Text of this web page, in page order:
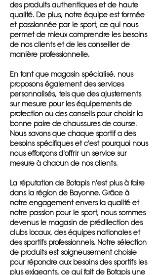
des produits authentiques et de haute
qualité. De plus, notre équipe est formée
et passionnée par le sport, ce qui nous
permet de mieux comprendre les besoins
de nos clients et de les conseiller de
manière professionnelle.
En tant que magasin spécialisé, nous
proposons également des services
personnalisés, tels que des ajustements
sur mesure pour les équipements de
protection ou des conseils pour choisir la
bonne paire de chaussures de course.
Nous savons que chaque sportif a des
besoins spécifiques et c'est pourquoi nous
nous efforçons d'offrir un service sur
mesure à chacun de nos clients.
La réputation de Botapis n'est plus à faire
dans la région de Bayonne. Grâce à
notre engagement envers la qualité et
notre passion pour le sport, nous sommes
devenus le magasin de prédilection des
clubs locaux, des équipes nationales et
des sportifs professionnels. Notre sélection
de produits est soigneusement choisie
pour répondre aux besoins des sportifs les
plus exigeants, ce qui fait de Botapis une